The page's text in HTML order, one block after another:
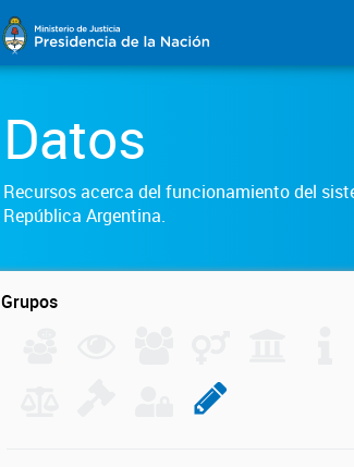
Datos
Recursos acerca del funcionamiento del
República Argentina.
Grupos